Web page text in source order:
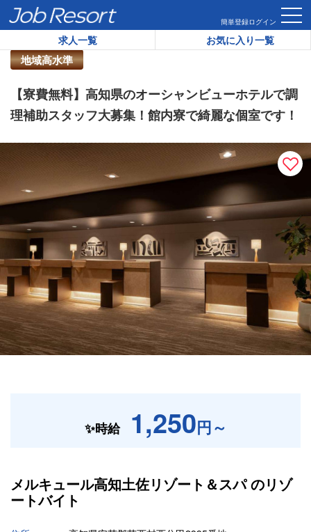
簡単登録ログイン
求人一覧 お気に入り一覧
HOME 求人一覧 【寮費無料】高知県のオーシャンビューホ
地域高水準
リゾートバイト求人番号：
【寮費無料】高知県のオーシャンビューホテルで調
理補助スタッフ大募集！館内寮で綺麗な個室です！
✨時給 1,250円～
メルキュール高知土佐リゾート＆スパ のリゾ
ートバイト